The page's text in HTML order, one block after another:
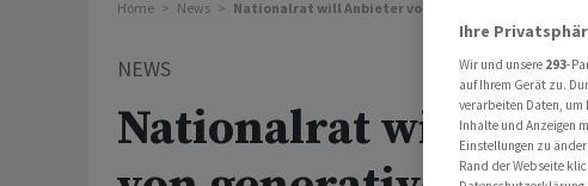
Home News Nationalrat will Anbieter von generativer KI an die
NEWS
Nationalrat will
Ihre
Wir und unsere 293-
auf Ihrem Gerät zu.
verarbeiten Daten, um
Inhalte und Anzeigen
Einstellungen zu
Rand der Webseite